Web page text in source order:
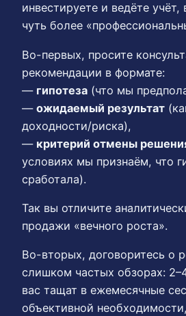
инвестируете и ведёте учёт,
чуть более
Во-первых, просите
рекомендации в формате:
— гипотеза (что мы
— ожидаемый результат
доходности/риска),
— критерий отмены
условиях мы признаём, что
сработала).
Так вы отличите
продажи «вечного роста».
Во-вторых, договоритесь о
слишком частых обзорах:
вас тащат в ежемесячные
объективной